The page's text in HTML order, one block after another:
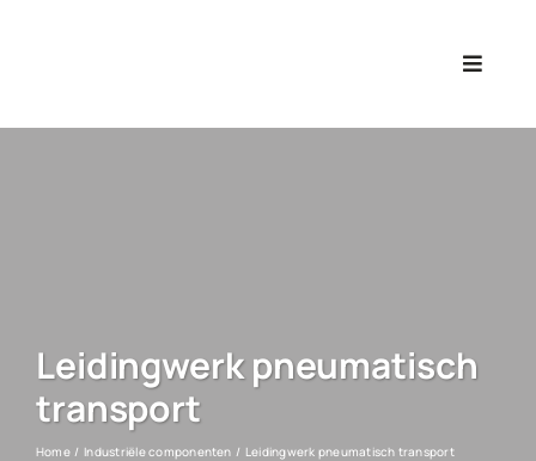
Toggle
Leidingwerk pneumatisch
transport
Home Industriële componenten Leidingwerk pneumatisch transport